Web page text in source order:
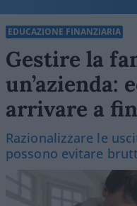
EDUCAZIONE FINANZIARIA
Gestire la
un’azienda:
arrivare a
Razionalizzare le
possono evitare